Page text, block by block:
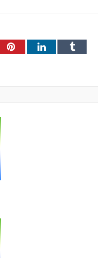
PinterestLinkedInTumblr